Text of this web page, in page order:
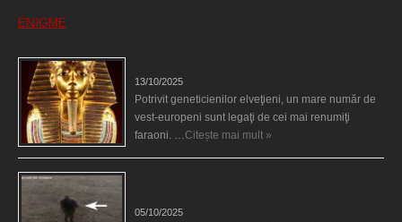
ENIGME
13/10/2025
Potrivit geneticienilor elveţieni, un mare număr de
vest-europeni sunt legaţi de cei mai renumiţi
faraoni. … Citește mai mult »
05/10/2025